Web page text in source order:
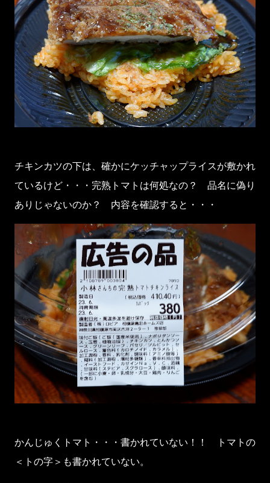
チキンカツの下は、確かにケッチャップライスが敷かれ
ているけど・・・完熟トマトは何処なの？ 品名に偽り
ありじゃないのか？ 内容を確認すると・・・
かんじゅくトマト・・・書かれていない！！ トマトの
＜トの字＞も書かれていない。